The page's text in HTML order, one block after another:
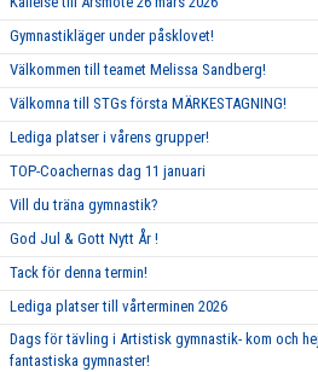
Gymnastikläger under påsklovet!
Välkommen till teamet Melissa Sandberg!
Välkomna till STGs första MÄRKESTAGNING!
Lediga platser i vårens grupper!
TOP-Coachernas dag 11 januari
Vill du träna gymnastik?
God Jul & Gott Nytt År !
Tack för denna termin!
Lediga platser till vårterminen 2026
Dags för tävling i Artistisk gymnastik- kom och
fantastiska gymnaster!